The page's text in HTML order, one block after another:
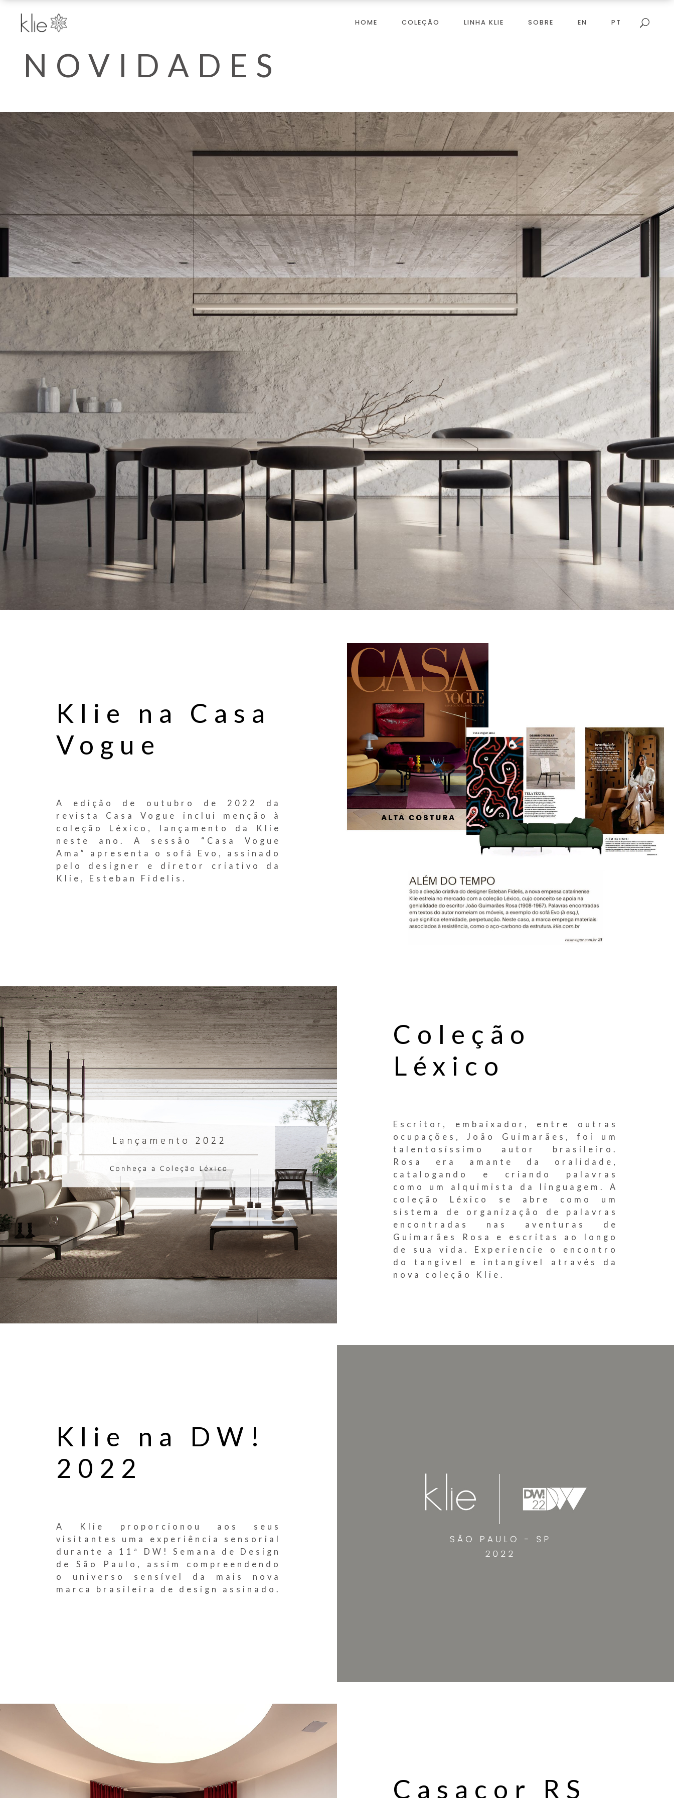
HOME COLEÇÃO LINHA KLIE SOBRE EN PT
NOVIDADES
Klie na Casa
Vogue
A edição de outubro de 2022 da
revista Casa Vogue inclui menção à
coleção Léxico, lançamento da Klie
neste ano. A sessão “Casa Vogue
Ama” apresenta o sofá Evo, assinado
pelo designer e diretor criativo da
Klie, Esteban Fidelis.
Coleção
Léxico
Escritor, embaixador, entre outras
ocupações, João Guimarães, foi um
talentosíssimo autor brasileiro.
Rosa era amante da oralidade,
catalogando e criando palavras
como um alquimista da linguagem. A
coleção Léxico se abre como um
sistema de organização de palavras
encontradas nas aventuras de
Guimarães Rosa e escritas ao longo
de sua vida. Experiencie o encontro
do tangível e intangível através da
nova coleção Klie.
Klie na DW!
2022
A Klie proporcionou aos seus
visitantes uma experiência sensorial
durante a 11ª DW! Semana de Design
de São Paulo, assim compreendendo
o universo sensível da mais nova
marca brasileira de design assinado.
Casacor RS